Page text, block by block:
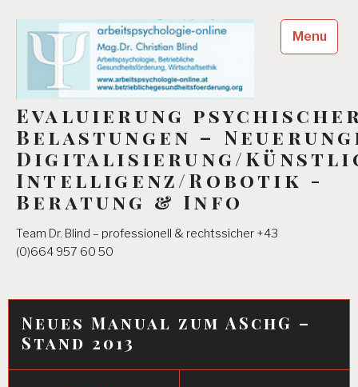
content
Evaluierung
Belastungen –
Digitalisierung/
Intelligenz/Robotik -
Beratung & Info
Team Dr. Blind – professionell & rechtssicher +43
(0)664 957 60 50
Menu
Neues Manual zum ASchG –
Stand 2013